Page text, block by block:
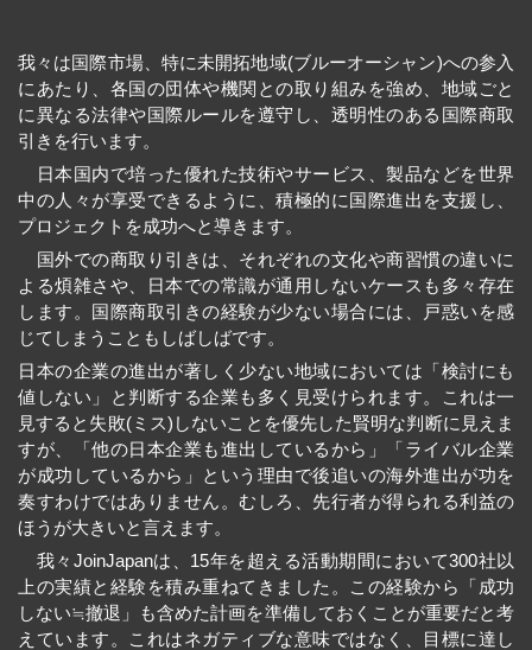
我々は国際市場、特に未開拓地域(ブルーオーシャン)への参入
にあたり、各国の団体や機関との取り組みを強め、地域ごと
に異なる法律や国際ルールを遵守し、透明性のある国際商取
引きを行います。
日本国内で培った優れた技術やサービス、製品などを世界
中の人々が享受できるように、積極的に国際進出を支援し、
プロジェクトを成功へと導きます。
国外での商取り引きは、それぞれの文化や商習慣の違いに
よる煩雑さや、日本での常識が通用しないケースも多々存在
します。国際商取引きの経験が少ない場合には、戸惑いを感
じてしまうこともしばしばです。
日本の企業の進出が著しく少ない地域においては「検討にも
値しない」と判断する企業も多く見受けられます。これは一
見すると失敗(ミス)しないことを優先した賢明な判断に見えま
すが、「他の日本企業も進出しているから」「ライバル企業
が成功しているから」という理由で後追いの海外進出が功を
奏すわけではありません。むしろ、先行者が得られる利益の
ほうが大きいと言えます。
我々JoinJapanは、15年を超える活動期間において300社以
上の実績と経験を積み重ねてきました。この経験から「成功
しない≒撤退」も含めた計画を準備しておくことが重要だと考
えています。これはネガティブな意味ではなく、目標に達し